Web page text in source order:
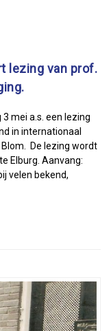
lezing van prof.
mei a.s. een lezing
in internationaal
De lezing wordt
Elburg. Aanvang:
velen bekend,